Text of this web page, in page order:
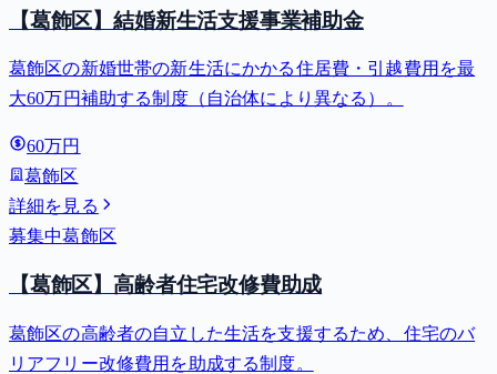
【葛飾区】結婚新生活支援事業補助金
葛飾区の新婚世帯の新生活にかかる住居費・引越費用を最
大60万円補助する制度（自治体により異なる）。
60万円
葛飾区
詳細を見る
募集中葛飾区
【葛飾区】高齢者住宅改修費助成
葛飾区の高齢者の自立した生活を支援するため、住宅のバ
リアフリー改修費用を助成する制度。